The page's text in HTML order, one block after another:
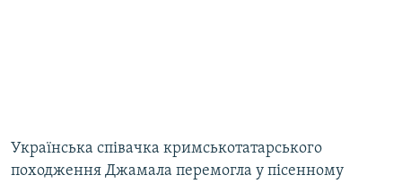
Українська співачка кримськотатарського
походження Джамала перемогла у пісенному